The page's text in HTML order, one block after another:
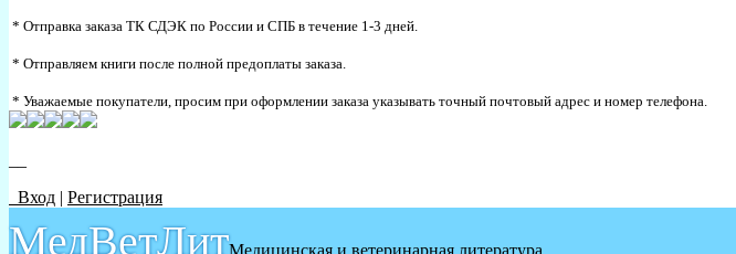
* Отправка заказа ТК СДЭК по России и СПБ в течение 1-3 дней.
* Отправляем книги после полной предоплаты заказа.
* Уважаемые покупатели, просим при оформлении заказа указывать точный почтовый адрес и номер телефона.
Вход | Регистрация
МедВетЛит